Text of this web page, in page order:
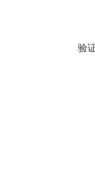
验